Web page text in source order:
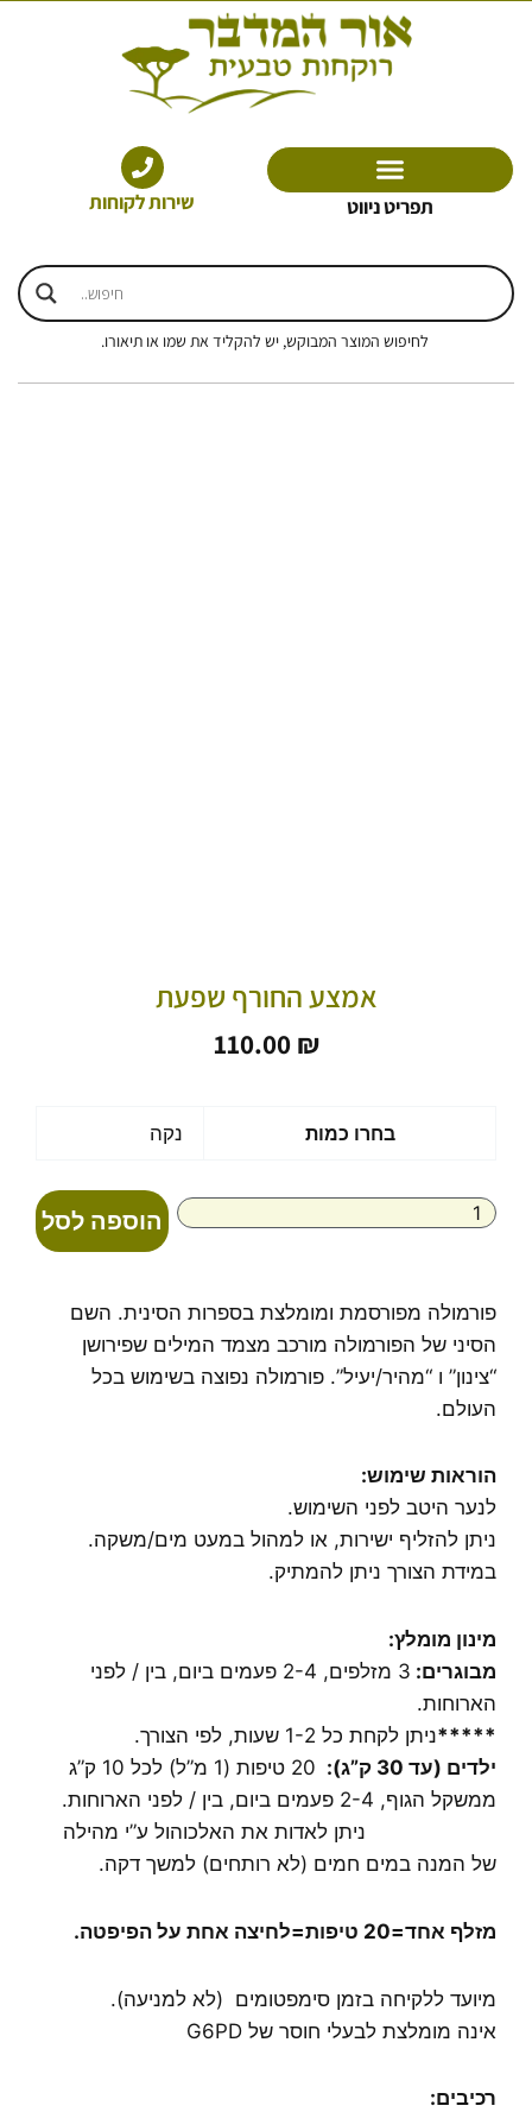
תפריט ניווט שירות לקוחות
לחיפוש המוצר המבוקש, יש להקליד את שמו או תיאורו.
אמצע החורף שפעת
110.00 ₪
בחרו כמות נקה
החורף
שפעת
הוספה לסל
פורמולה מפורסמת ומומלצת בספרות הסינית. השם
הסיני של הפורמולה מורכב מצמד המילים שפירושן
“צינון” ו “מהיר/יעיל”. פורמולה נפוצה בשימוש בכל
העולם.
הוראות שימוש:
לנער היטב לפני השימוש.
ניתן להזליף ישירות, או למהול במעט מים/משקה.
במידת הצורך ניתן להמתיק.
מינון מומלץ:
מבוגרים:
3 מזלפים, 2-4 פעמים ביום, בין / לפני
הארוחות.
*****ניתן לקחת כל 1-2 שעות, לפי הצורך.
ילדים (עד 30 ק”ג):
20 טיפות (1 מ”ל) לכל 10 ק”ג
ממשקל הגוף, 2-4 פעמים ביום, בין / לפני הארוחות.
ניתן לאדות את האלכוהול ע”י מהילה
של המנה במים חמים (לא רותחים) למשך דקה.
מזלף אחד=20 טיפות=לחיצה אחת על הפיפטה .
מיועד ללקיחה בזמן סימפטומים (לא למניעה).
אינה מומלצת לבעלי חוסר של G6PD
רכיבים: